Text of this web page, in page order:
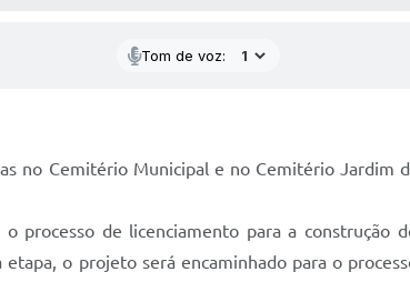
Tom de voz:
no Cemitério Municipal e no Cemitério Jardim
processo de licenciamento para a construção
o projeto será encaminhado para o